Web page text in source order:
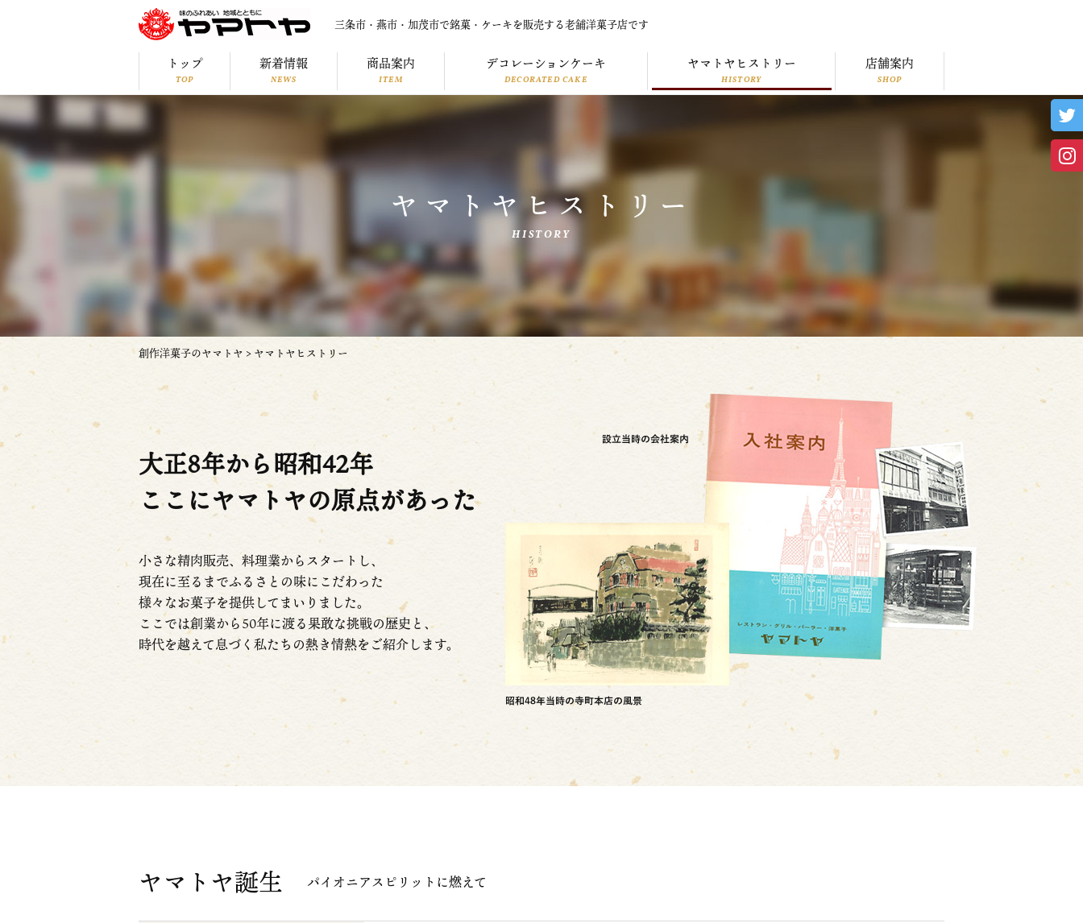
三条市・燕市・加茂市で銘菓・ケーキを販売する老舗洋菓子店です
トップ
TOP
新着情報
NEWS
商品案内
ITEM
デコレーションケーキ
DECORATED CAKE
ヤマトヤヒストリー
HISTORY
店舗案内
SHOP
ヤマトヤヒストリー
HISTORY
創作洋菓子のヤマトヤ > ヤマトヤヒストリー
大正8年から昭和42年
ここにヤマトヤの原点があった
小さな精肉販売、料理業からスタートし、
現在に至るまでふるさとの味にこだわった
様々なお菓子を提供してまいりました。
ここでは創業から50年に渡る果敢な挑戦の歴史と、
時代を越えて息づく私たちの熱き情熱をご紹介します。
ヤマトヤ誕生 パイオニアスピリットに燃えて